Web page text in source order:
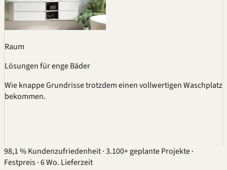
Raum
Lösungen für enge Bäder
Wie knappe Grundrisse trotzdem einen vollwertigen Waschplatz
bekommen.
98,1 % Kundenzufriedenheit·3.100+ geplante Projekte·
Festpreis·6 Wo. Lieferzeit